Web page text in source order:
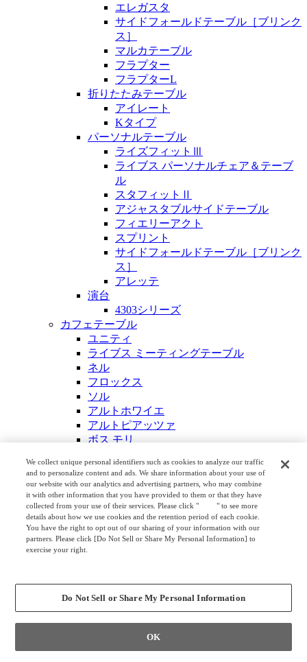
エレガスタ
サイドフォールドテーブル［ブリンク
ス］
マルカテーブル
フラプター
フラプターL
折りたたみテーブル
アイレート
Kタイプ
パーソナルテーブル
ライズフィットⅢ
ライブス パーソナルチェア＆テーブ
ル
スタフィットⅡ
アジャスタブルサイドテーブル
フィエリーアクト
スプリント
サイドフォールドテーブル［ブリンク
ス］
アレッテ
演台
4303シリーズ
カフェテーブル
ユニティ
ライブス ミーティングテーブル
ネル
フロックス
ソル
アルトホワイエ
アルトピアッツァ
ボス モリ
ブレスタ
アクティアフェロー
アジャスタブルサイドテーブル
エグゼクティブファニチュア
エグゼクティブチェア・会議チェア
レジェンダ
クラフティー
デルヴ
セフィーロ
CE
モード
We collect unique personal identifiers such as cookies to analyze our traffic
and to personalize content and ads. We share information about your use of
our website with our analytics and advertising partners, who may combine
it with other information that you have provided to them or that they have
collected from your use of their services. Please click "
here" to see more
details about how we use cookies and the retention period of each cookie.
You have the right to opt out of our sharing of your information with our
partners. Please click [Do Not Sell or Share My Personal Information] to
exercise your right.
Do Not Sell or Share My Personal Information
OK